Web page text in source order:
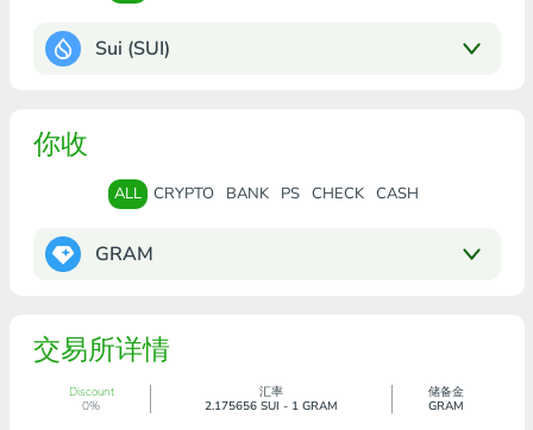
Sui (SUI)
你收
ALL CRYPTO BANK PS CHECK CASH
GRAM
交易所详情
Discount
0%
汇率
2.175656 SUI - 1 GRAM
储备金
GRAM